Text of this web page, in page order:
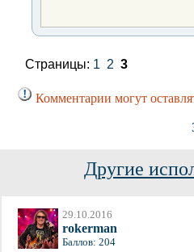
Страницы: 1 2 3
Комментарии могут
Другие
29.10.2016
rokerman
Баллов: 204